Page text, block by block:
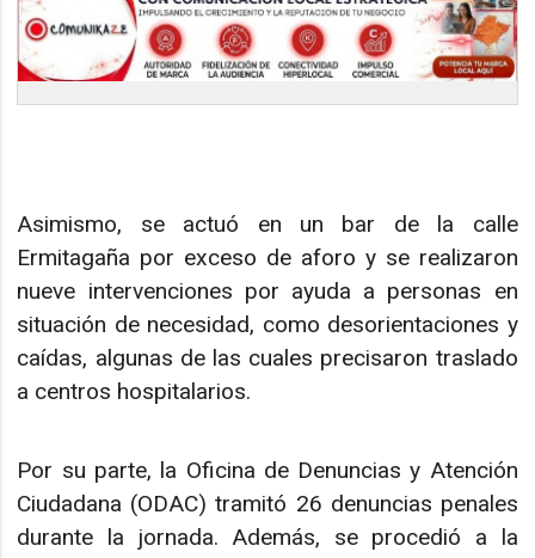
Asimismo, se actuó en un bar de la calle
Ermitagaña por exceso de aforo y se realizaron
nueve intervenciones por ayuda a personas en
situación de necesidad, como desorientaciones y
caídas, algunas de las cuales precisaron traslado
a centros hospitalarios.
Por su parte, la Oficina de Denuncias y Atención
Ciudadana (ODAC) tramitó 26 denuncias penales
durante la jornada. Además, se procedió a la